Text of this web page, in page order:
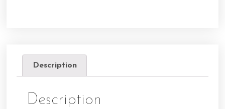
Description
Description